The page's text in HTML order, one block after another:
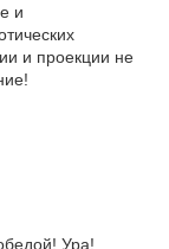
и
и проекции не
Ура!